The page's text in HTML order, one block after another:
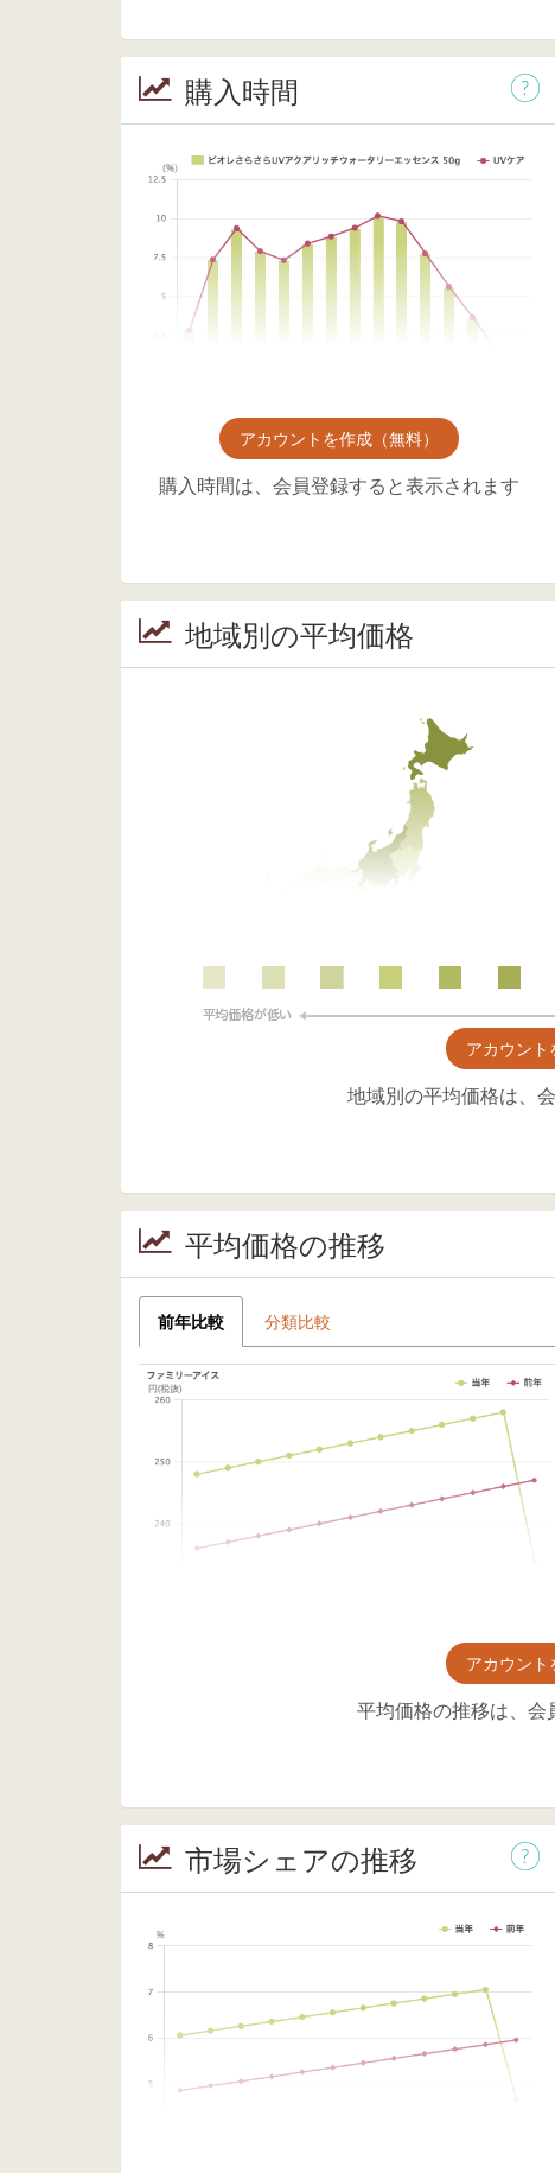
購入時間
アカウントを作成（無料）
購入時間は、会員登録すると表示されます
地域別の平均価格
アカウント
地域別の平均価格は、
平均価格の推移
前年比較 分類比較
アカウント
平均価格の推移は、
市場シェアの推移